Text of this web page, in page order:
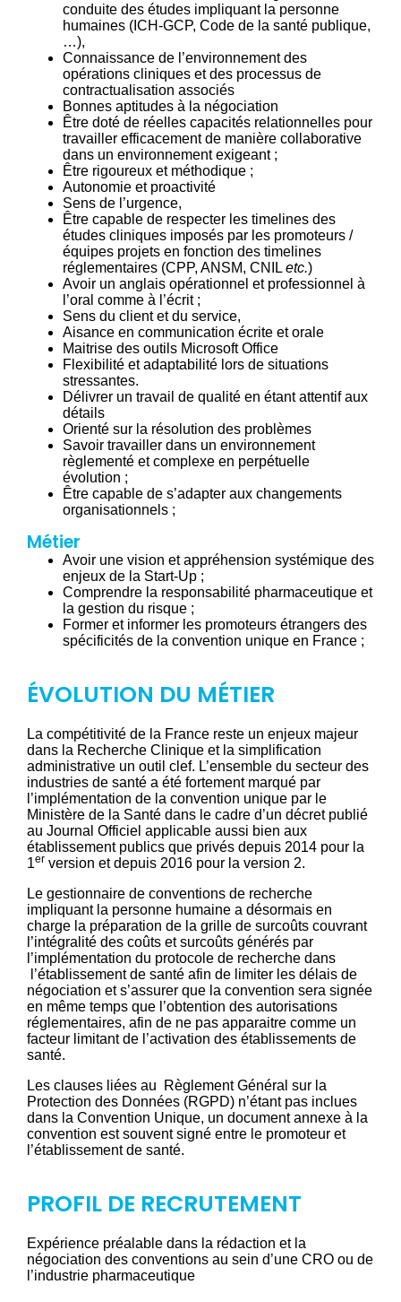
conduite des études impliquant la personne
humaines (ICH-GCP, Code de la santé publique,
…),
Connaissance de l’environnement des
opérations cliniques et des processus de
contractualisation associés
Bonnes aptitudes à la négociation
Être doté de réelles capacités relationnelles pour
travailler efficacement de manière collaborative
dans un environnement exigeant ;
Être rigoureux et méthodique ;
Autonomie et proactivité
Sens de l’urgence,
Être capable de respecter les timelines des
études cliniques imposés par les promoteurs /
équipes projets en fonction des timelines
réglementaires (CPP, ANSM, CNIL etc.)
Avoir un anglais opérationnel et professionnel à
l’oral comme à l’écrit ;
Sens du client et du service,
Aisance en communication écrite et orale
Maitrise des outils Microsoft Office
Flexibilité et adaptabilité lors de situations
stressantes.
Délivrer un travail de qualité en étant attentif aux
détails
Orienté sur la résolution des problèmes
Savoir travailler dans un environnement
règlementé et complexe en perpétuelle
évolution ;
Être capable de s’adapter aux changements
organisationnels ;
Métier
Avoir une vision et appréhension systémique des
enjeux de la Start-Up ;
Comprendre la responsabilité pharmaceutique et
la gestion du risque ;
Former et informer les promoteurs étrangers des
spécificités de la convention unique en France ;
ÉVOLUTION DU MÉTIER
La compétitivité de la France reste un enjeux majeur
dans la Recherche Clinique et la simplification
administrative un outil clef. L’ensemble du secteur des
industries de santé a été fortement marqué par
l’implémentation de la convention unique par le
Ministère de la Santé dans le cadre d’un décret publié
au Journal Officiel applicable aussi bien aux
établissement publics que privés depuis 2014 pour la
1er version et depuis 2016 pour la version 2.
Le gestionnaire de conventions de recherche
impliquant la personne humaine a désormais en
charge la préparation de la grille de surcoûts couvrant
l’intégralité des coûts et surcoûts générés par
l’implémentation du protocole de recherche dans
l’établissement de santé afin de limiter les délais de
négociation et s’assurer que la convention sera signée
en même temps que l’obtention des autorisations
réglementaires, afin de ne pas apparaitre comme un
facteur limitant de l’activation des établissements de
santé.
Les clauses liées au Règlement Général sur la
Protection des Données (RGPD) n’étant pas inclues
dans la Convention Unique, un document annexe à la
convention est souvent signé entre le promoteur et
l’établissement de santé.
PROFIL DE RECRUTEMENT
Expérience préalable dans la rédaction et la
négociation des conventions au sein d’une CRO ou de
l’industrie pharmaceutique